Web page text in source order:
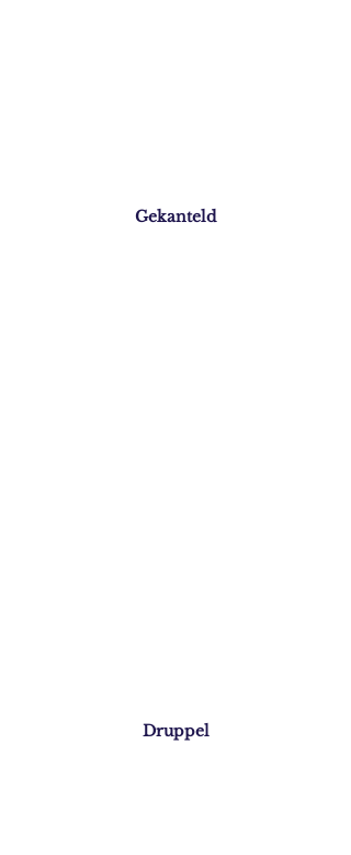
Gekanteld
Druppel